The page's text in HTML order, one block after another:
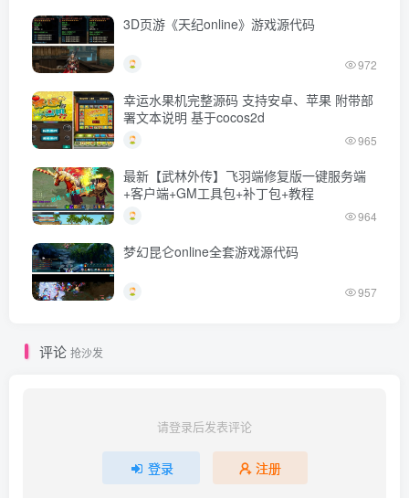
3D页游《天纪online》游戏源代码
972
幸运水果机完整源码 支持安卓、苹果 附带部
署文本说明 基于cocos2d
965
最新【武林外传】飞羽端修复版一键服务端
+客户端+GM工具包+补丁包+教程
964
梦幻昆仑online全套游戏源代码
957
评论 抢沙发
请登录后发表评论
登录 注册